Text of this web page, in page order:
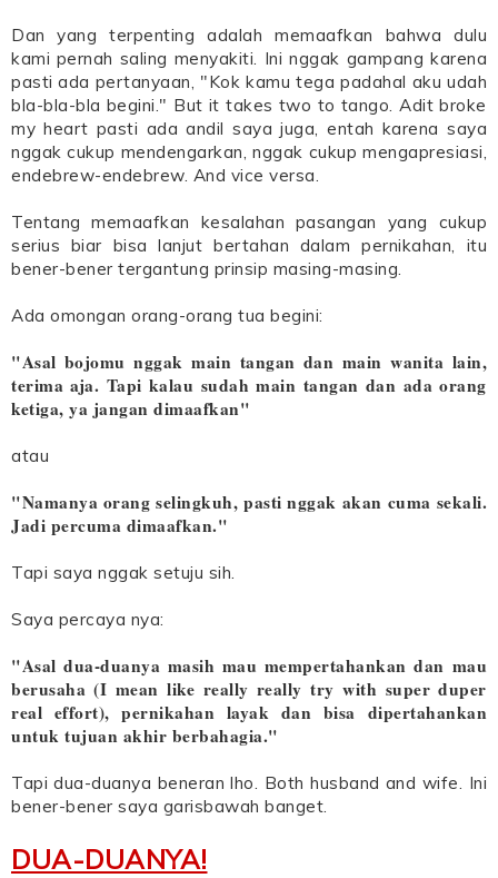
Dan yang terpenting adalah memaafkan bahwa dulu
kami pernah saling menyakiti. Ini nggak gampang karena
pasti ada pertanyaan, "Kok kamu tega padahal aku udah
bla-bla-bla begini." But it takes two to tango. Adit broke
my heart pasti ada andil saya juga, entah karena saya
nggak cukup mendengarkan, nggak cukup mengapresiasi,
endebrew-endebrew. And vice versa.
Tentang memaafkan kesalahan pasangan yang cukup
serius biar bisa lanjut bertahan dalam pernikahan, itu
bener-bener tergantung prinsip masing-masing.
Ada omongan orang-orang tua begini:
"Asal bojomu nggak main tangan dan main wanita lain,
terima aja. Tapi kalau sudah main tangan dan ada orang
ketiga, ya jangan dimaafkan"
atau
"Namanya orang selingkuh, pasti nggak akan cuma sekali.
Jadi percuma dimaafkan."
Tapi saya nggak setuju sih.
Saya percaya nya:
"Asal dua-duanya masih mau mempertahankan dan mau
berusaha (I mean like really really try with super duper
real effort), pernikahan layak dan bisa dipertahankan
untuk tujuan akhir berbahagia."
Tapi dua-duanya beneran lho. Both husband and wife. Ini
bener-bener saya garisbawah banget.
DUA-DUANYA!